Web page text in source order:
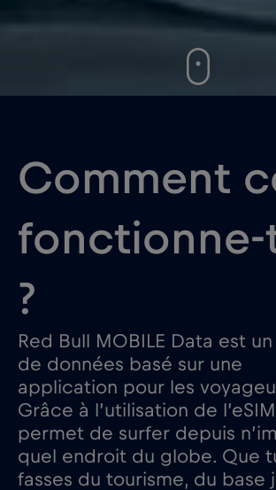
Comment
fonctionne-
?
Red Bull MOBILE Data est
de données basé sur une
application pour les
Grâce à l’utilisation de
permet de surfer depuis
quel endroit du globe. Que
fasses du tourisme, du base